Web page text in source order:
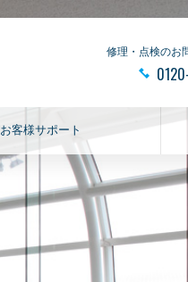
エクステリア
デッキ・ルーバー・フェン
お客様サポート
修理・点検のお